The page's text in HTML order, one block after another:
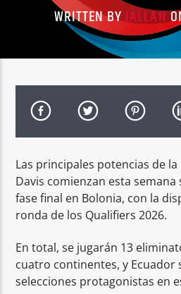
WRITTEN BYJALLAN
Las principales potencias de la
Davis comienzan esta
fase final en Bolonia, con la
ronda de los Qualifiers 2026.
En total, se jugarán 13
cuatro continentes, y Ecuador
selecciones protagonistas en